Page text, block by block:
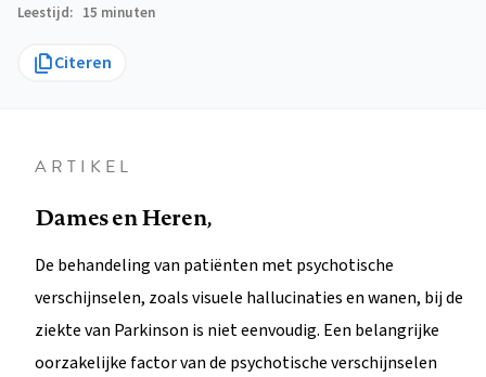
Leestijd 15 minuten
Citeren
ARTIKEL
Dames en Heren,
De behandeling van patiënten met psychotische
verschijnselen, zoals visuele hallucinaties en wanen, bij de
ziekte van Parkinson is niet eenvoudig. Een belangrijke
oorzakelijke factor van de psychotische verschijnselen